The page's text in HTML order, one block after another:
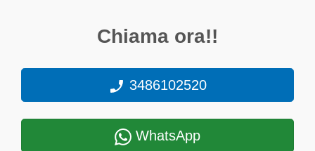
Chiama ora!!
3486102520
WhatsApp